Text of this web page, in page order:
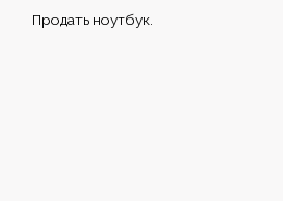
Продать ноутбук.